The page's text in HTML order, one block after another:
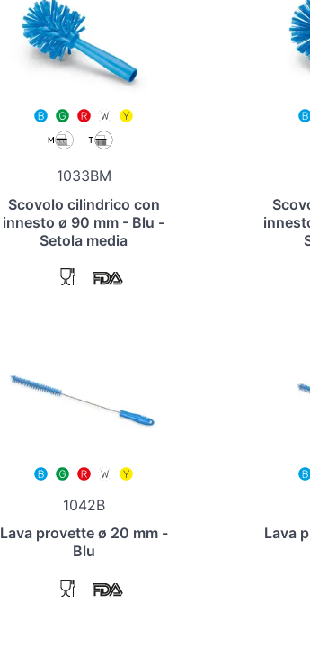
1033BM
Scovolo cilindrico con
innesto ø 90 mm - Blu -
Setola media
1042B
Lava provette ø 20 mm -
Blu
Lava